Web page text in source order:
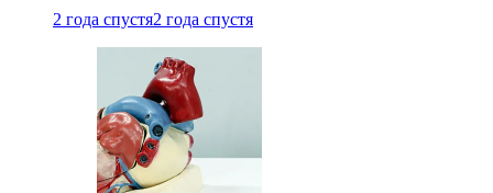
2 года спустя2 года спустя